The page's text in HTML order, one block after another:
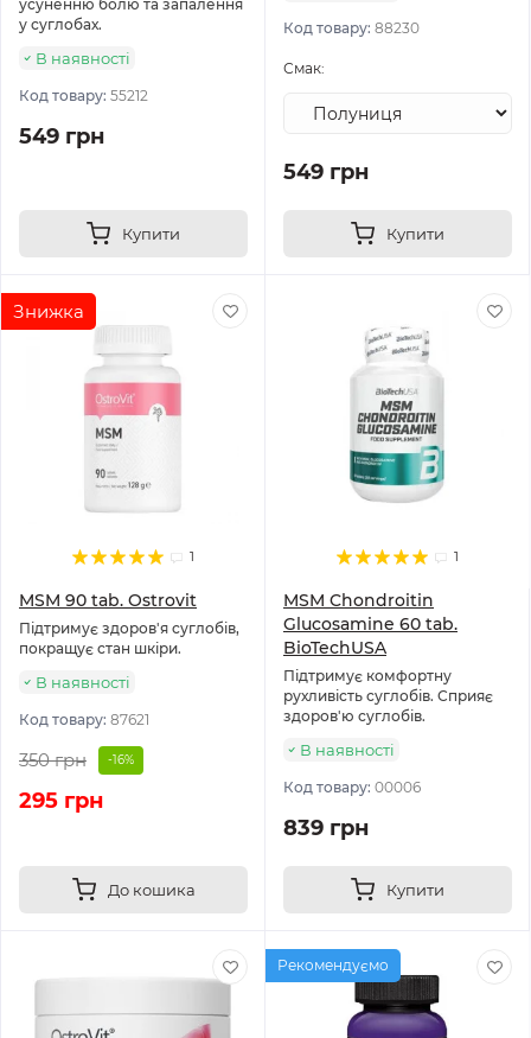
усуненню болю та запалення
у суглобах.
В наявності
Код товару: 55212
549 грн
Купити
Код товару: 88230
Смак:
549 грн
Купити
Знижка
1
MSM 90 tab. Ostrovit
Підтримує здоров'я суглобів,
покращує стан шкіри.
В наявності
Код товару: 87621
350 грн -16%
295 грн
До кошика
1
MSM Chondroitin
Glucosamine 60 tab.
BioTechUSA
Підтримує комфортну
рухливість суглобів. Сприяє
здоров'ю суглобів.
В наявності
Код товару: 00006
839 грн
Купити
Рекомендуємо